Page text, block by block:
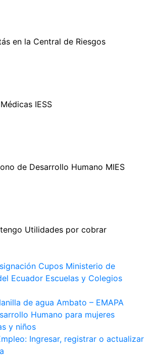
Cupos Ministerio de
Ecuador Escuelas y Colegios
de agua Ambato – EMAPA
Humano para mujeres
y niños
Ingresar, registrar o actualizar